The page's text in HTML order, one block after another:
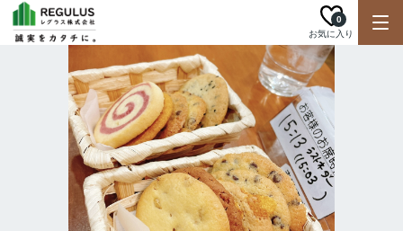
お気に入り
0